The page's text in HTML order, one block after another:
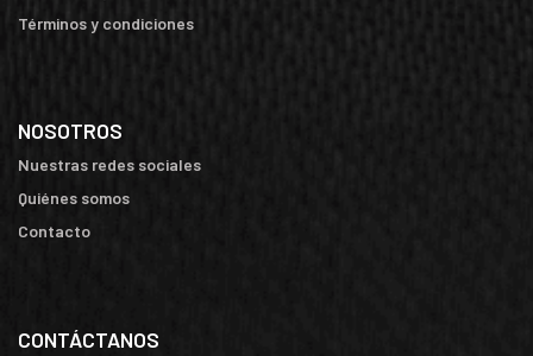
Términos y condiciones
NOSOTROS
Nuestras redes sociales
Quiénes somos
Contacto
CONTÁCTANOS